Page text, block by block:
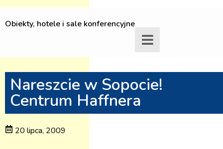
Obiekty, hotele i sale konferencyjne
Nareszcie w Sopocie!
Centrum Haffnera
20 lipca, 2009